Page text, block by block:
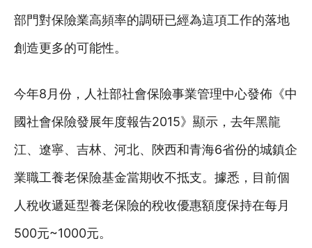
部門對保險業高頻率的調研已經為這項工作的落地
創造更多的可能性。
今年8月份，人社部社會保險事業管理中心發佈《中
國社會保險發展年度報告2015》顯示，去年黑龍
江、遼寧、吉林、河北、陝西和青海6省份的城鎮企
業職工養老保險基金當期收不抵支。據悉，目前個
人稅收遞延型養老保險的稅收優惠額度保持在每月
500元~1000元。